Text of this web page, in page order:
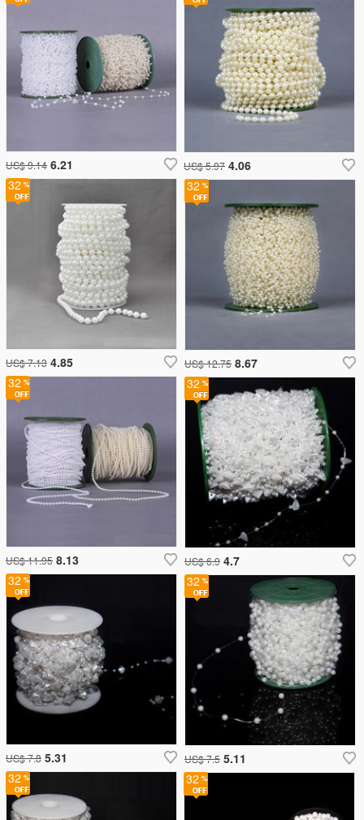
US$ 5.97 4.06
32
US$ 9.14 6.21
32
US$ 12.75 8.67
32
US$ 7.13 4.85
32
US$ 11.95 8.13
32
US$ 6.9 4.7
32
US$ 7.5 5.11
32
32
US$ 7.8 5.31